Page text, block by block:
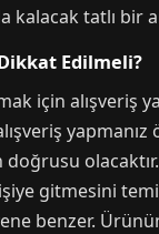
kalacak tatlı bir
Edilmeli?
için alışveriş
gitmesini
benzer.